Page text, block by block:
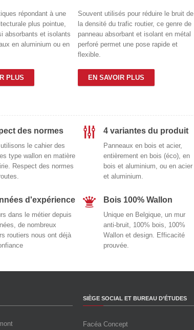
répondant à une
plus pointue,
absorbants et isolants
en aluminium ou en
PLUS
Souvent utilisés pour réduire le bruit de
la densité du trafic routier, ce genre de
panneau absorbant et isolant en métal
perforé permet une pose rapide et
flexible.
EN SAVOIR PLUS
des normes
le cahier des
type wallon en matière
Respect des normes
4 variantes du produit
Panneaux en bois et acier,
entièrement en bois (éco), en
bois et aluminium, ou en acier
et aluminium.
d'expérience
dans le métier depuis
de nombreux
routiers nous ont déjà
Bois 100% Wallon
Unique en Belgique, un mur
anti-bruit, 100% bois, 100%
Wallon et design. Efficacité
prouvée.
SIÈGE SOCIAL ET BUREAU D’ÉTUDES
Facéa Concept